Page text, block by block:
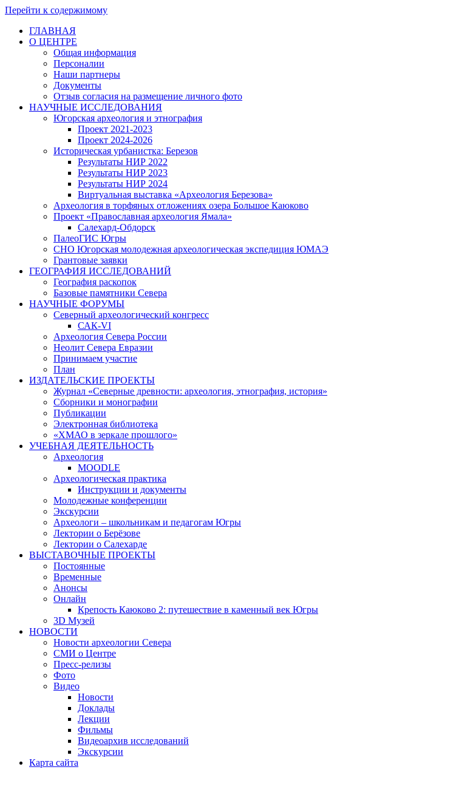
Перейти к содержимому
ГЛАВНАЯ
О ЦЕНТРЕ
Общая информация
Персоналии
Наши партнеры
Документы
Отзыв согласия на размещение личного фото
НАУЧНЫЕ ИССЛЕДОВАНИЯ
Югорская археология и этнография
Проект 2021-2023
Проект 2024-2026
Историческая урбанистка: Березов
Результаты НИР 2022
Результаты НИР 2023
Результаты НИР 2024
Виртуальная выставка «Археология Березова»
Археология в торфяных отложениях озера Большое Каюково
Проект «Православная археология Ямала»
Салехард-Обдорск
ПалеоГИС Югры
СНО Югорская молодежная археологическая экспедиция ЮМАЭ
Грантовые заявки
ГЕОГРАФИЯ ИССЛЕДОВАНИЙ
География раскопок
Базовые памятники Севера
НАУЧНЫЕ ФОРУМЫ
Северный археологический конгресс
САК-VI
Археология Севера России
Неолит Севера Евразии
Принимаем участие
План
ИЗДАТЕЛЬСКИЕ ПРОЕКТЫ
Журнал «Северные древности: археология, этнография, история»
Сборники и монографии
Публикации
Электронная библиотека
«ХМАО в зеркале прошлого»
УЧЕБНАЯ ДЕЯТЕЛЬНОСТЬ
Археология
MOODLE
Археологическая практика
Инструкции и документы
Молодежные конференции
Экскурсии
Археологи – школьникам и педагогам Югры
Лектории о Берёзове
Лектории о Салехарде
ВЫСТАВОЧНЫЕ ПРОЕКТЫ
Постоянные
Временные
Анонсы
Онлайн
Крепость Каюково 2: путешествие в каменный век Югры
3D Музей
НОВОСТИ
Новости археологии Севера
СМИ о Центре
Пресс-релизы
Фото
Видео
Новости
Доклады
Лекции
Фильмы
Видеоархив исследований
Экскурсии
Карта сайта